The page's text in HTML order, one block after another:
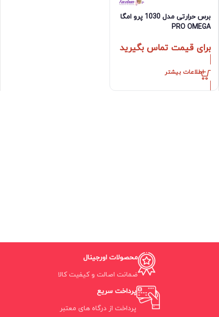
برس حرارتی مدل 1030 پرو امگا
PRO OMEGA
برای قیمت تماس بگیرید
اطلاعات بیشتر
محصولات اورجینال
ضمانت اصالت و کیفیت کالا
پرداخت سریع
پرداخت از درگاه های معتبر